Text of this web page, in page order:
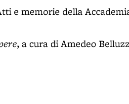
e memorie della
, a cura di Amedeo